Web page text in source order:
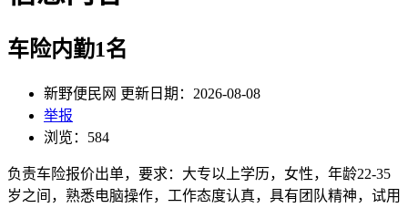
车险内勤1名
新野便民网 更新日期：2026-08-08
举报
浏览：584
负责车险报价出单，要求：大专以上学历，女性，年龄22-35
岁之间，熟悉电脑操作，工作态度认真，具有团队精神，试用